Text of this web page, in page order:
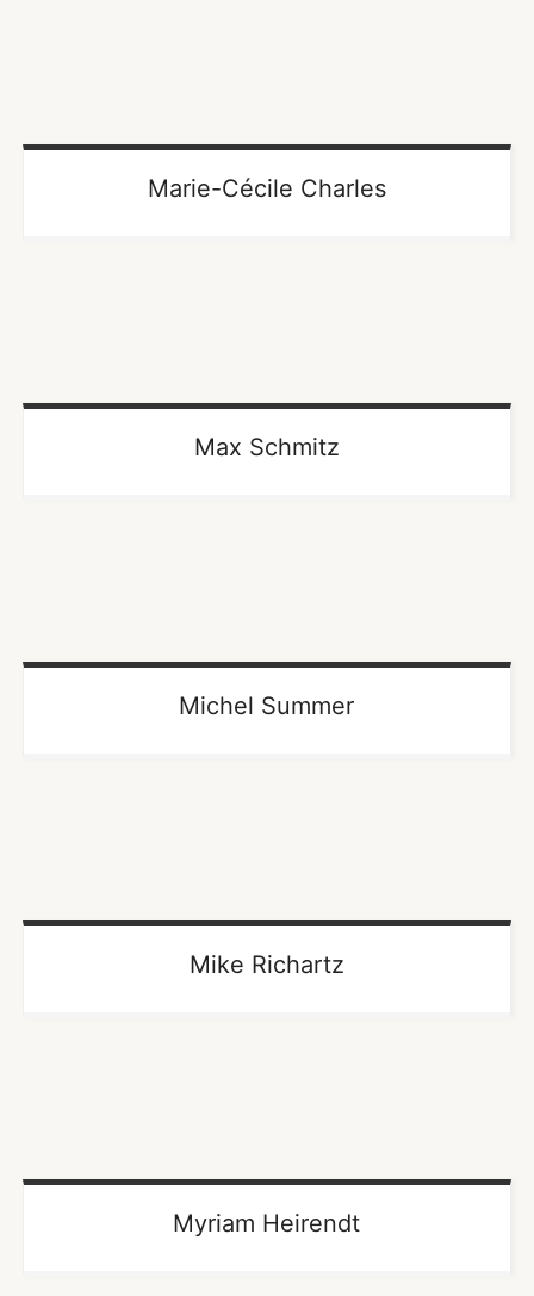
Marie-Cécile Charles
Max Schmitz
Michel Summer
Mike Richartz
Myriam Heirendt